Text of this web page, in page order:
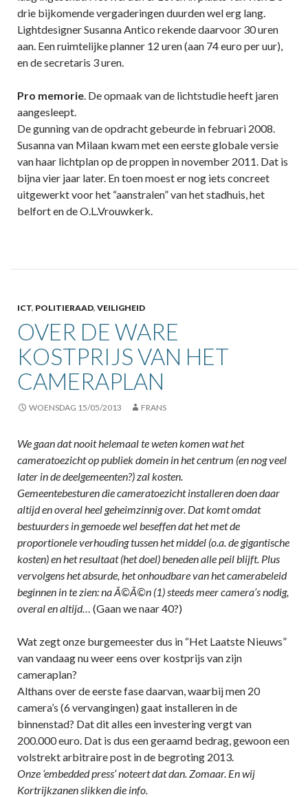
drie bijkomende vergaderingen duurden wel erg lang.
Lightdesigner Susanna Antico rekende daarvoor 30 uren
aan. Een ruimtelijke planner 12 uren (aan 74 euro per uur),
en de secretaris 3 uren.
Pro memorie. De opmaak van de lichtstudie heeft jaren
aangesleept.
De gunning van de opdracht gebeurde in februari 2008.
Susanna van Milaan kwam met een eerste globale versie
van haar lichtplan op de proppen in november 2011. Dat is
bijna vier jaar later. En toen moest er nog iets concreet
uitgewerkt voor het “aanstralen” van het stadhuis, het
belfort en de O.L.Vrouwkerk.
ICT, POLITIERAAD, VEILIGHEID
OVER DE WARE
KOSTPRIJS VAN HET
CAMERAPLAN
WOENSDAG 15/05/2013 FRANS
We gaan dat nooit helemaal te weten komen wat het
cameratoezicht op publiek domein in het centrum (en nog veel
later in de deelgemeenten?) zal kosten.
Gemeentebesturen die cameratoezicht installeren doen daar
altijd en overal heel geheimzinnig over. Dat komt omdat
bestuurders in gemoede wel beseffen dat het met de
proportionele verhouding tussen het middel (o.a. de gigantische
kosten) en het resultaat (het doel) beneden alle peil blijft. Plus
vervolgens het absurde, het onhoudbare van het camerabeleid
beginnen in te zien: na Ã©Ã©n (1) steeds meer camera’s nodig,
overal en altijd… (Gaan we naar 40?)
Wat zegt onze burgemeester dus in “Het Laatste Nieuws”
van vandaag nu weer eens over kostprijs van zijn
cameraplan?
Althans over de eerste fase daarvan, waarbij men 20
camera’s (6 vervangingen) gaat installeren in de
binnenstad? Dat dit alles een investering vergt van
200.000 euro. Dat is dus een geraamd bedrag, gewoon een
volstrekt arbitraire post in de begroting 2013.
Onze ‘embedded press’ noteert dat dan. Zomaar. En wij
Kortrijkzanen slikken die info.